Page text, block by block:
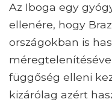
Az Iboga egy
ellenére, hogy
országokban is
függőség elleni
kizárólag azért